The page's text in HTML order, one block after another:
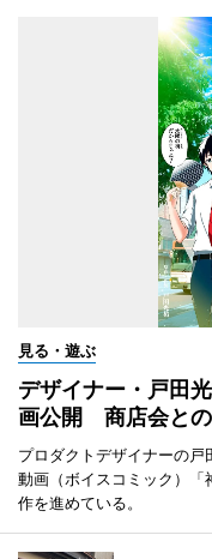
見る・遊ぶ
デザイナー・戸田
画公開 商店会との
プロダクトデザイナーの
動画（ボイスコミック）「
作を進めている。